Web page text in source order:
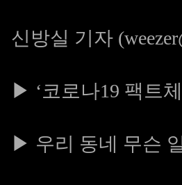
신방실 기자
▶ ‘코로나19 팩트
▶ 우리 동네 무슨